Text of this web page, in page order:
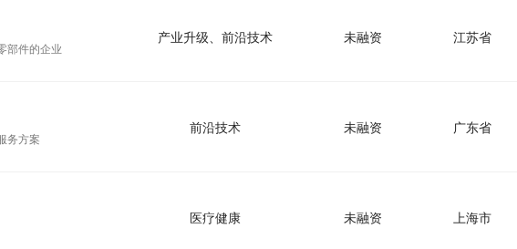
部件的企业
产业升级、前沿技术 未融资 江苏省
务方案
前沿技术 未融资 广东省
医疗健康 未融资 上海市